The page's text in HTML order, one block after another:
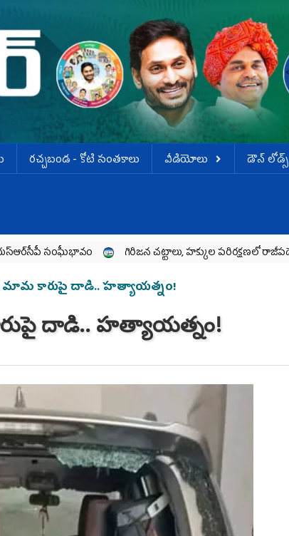
ర‌చ్చ‌బండ‌ - కోటి సంత‌కాలు వీడియోలు డౌన్ లోడ్స్
గిరిజన చట్టాలు, హక్కుల పరిరక్షణలో రాజీపడే ప్రసక్తే లేదు
మామ కారుపై దాడి.. హత్యాయత్నం!
దాడి.. హత్యాయత్నం!